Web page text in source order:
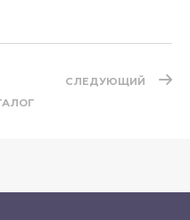
СЛЕДУЮЩИЙ